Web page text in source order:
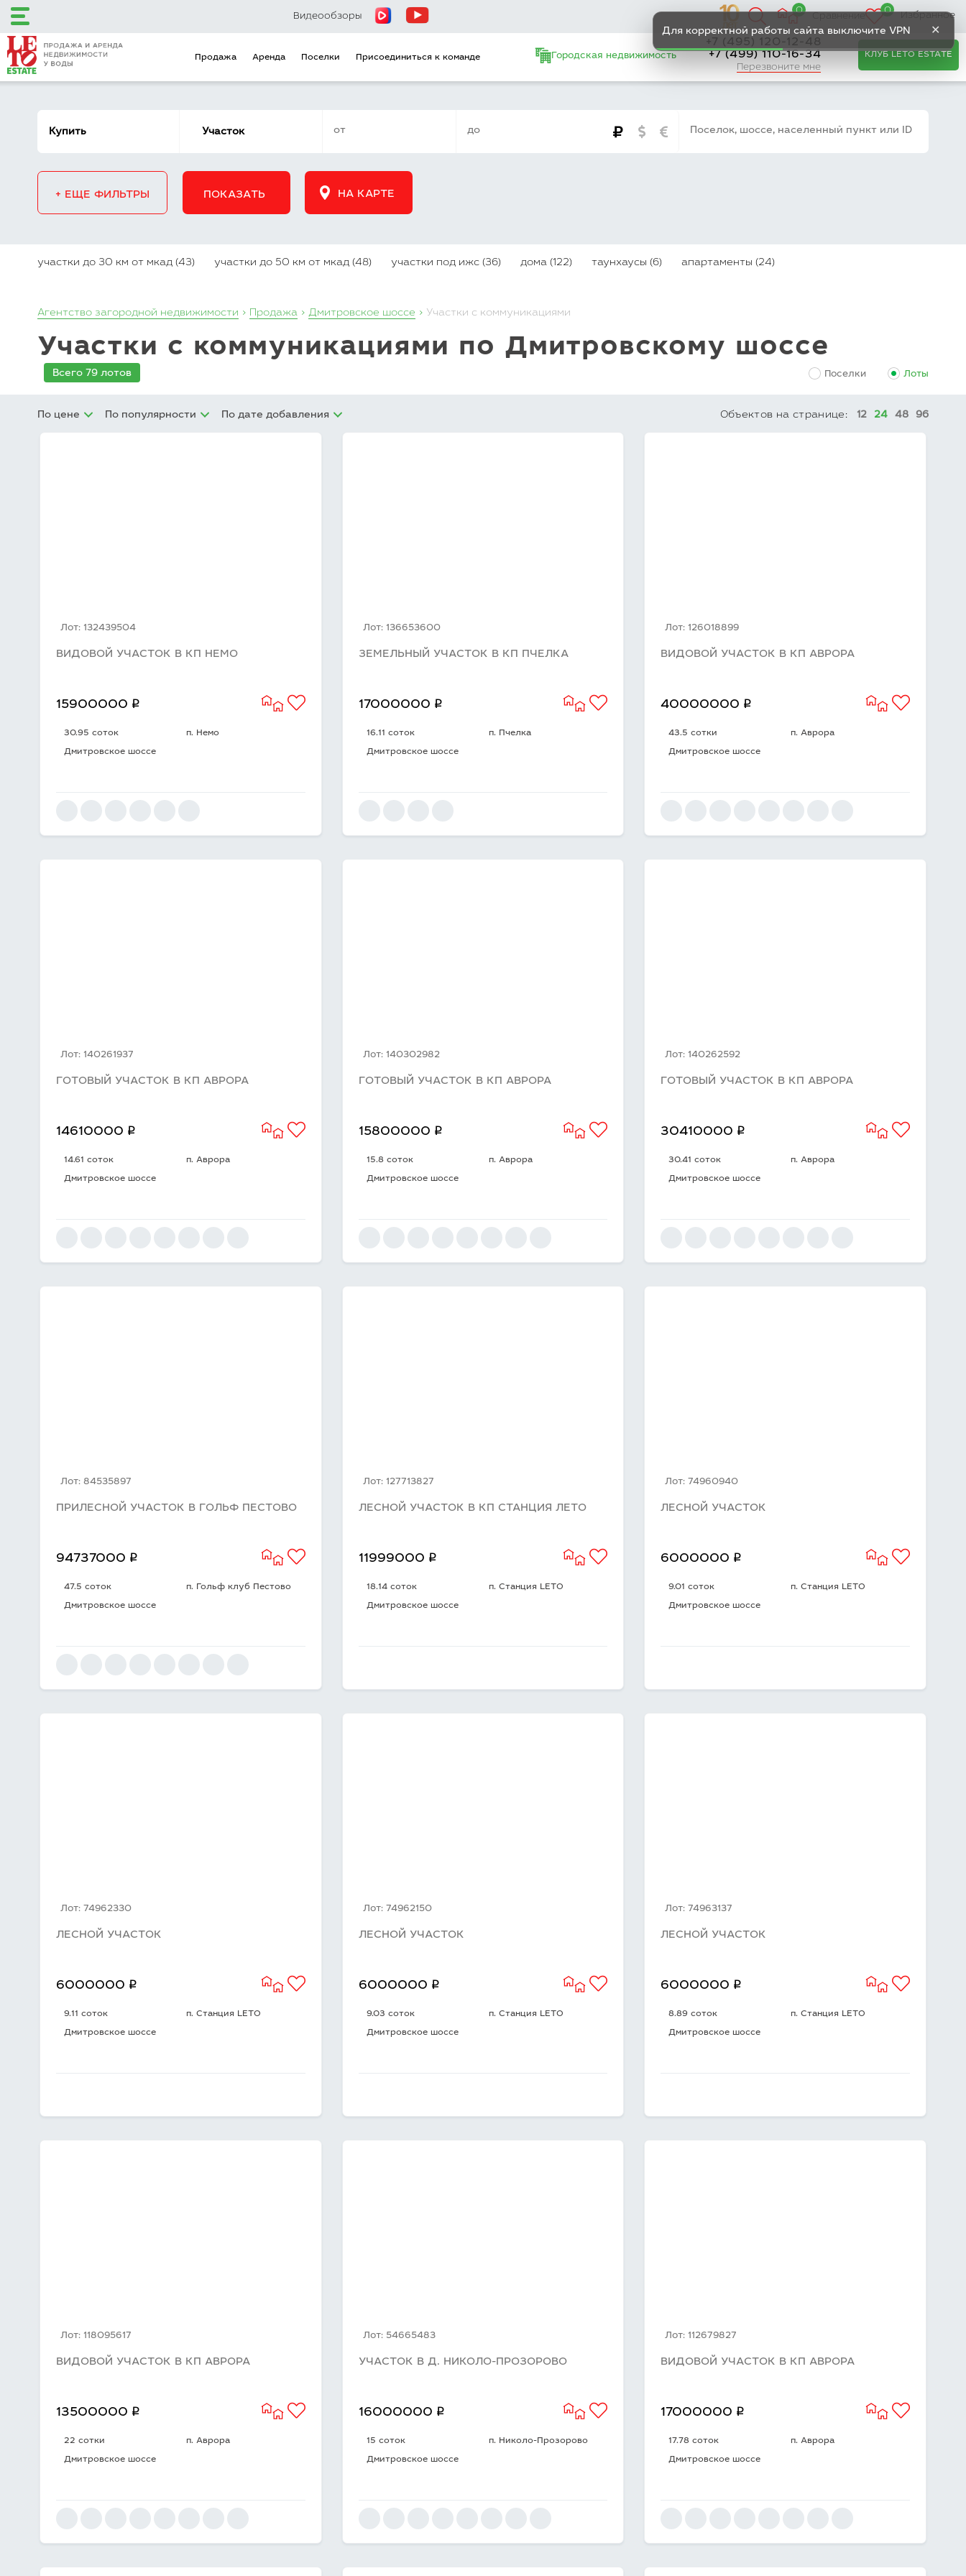
Для корректной работы сайта выключите VPN ✕
LETO Estate
предложения
Объекты на карте
Инвестиционные предложения
Видеообзоры
Наша команда
Присоединитьсяк команде
Контакты
Видеообзоры:
Видеообзоры
0 0 Избранное
Продажа Аренда Поселки Присоединиться к команде Городская недвижимость
+7 (495) 120-12-48
+7 (499) 110-16-34
Перезвоните мне
КЛУБ LETO ESTATE
+ ЕЩЕ ФИЛЬТРЫ ПОКАЗАТЬ НА КАРТЕ
участки до 30 км от мкад (43) участки до 50 км от мкад (48) участки под ижс (36) дома (122) таунхаусы (6) апартаменты (24)
Агентство загородной недвижимости Продажа Дмитровское шоссе Участки с коммуникациями
Участки с коммуникациями по Дмитровскому шоссе
Всего 79 лотов Поселки Лоты
По цене По популярности По дате добавления Объектов на странице: 12 24 48 96
Лот: 132439504
ВИДОВОЙ УЧАСТОК В КП НЕМО
15900000 q
30.95 соток п. Немо
Дмитровское шоссе
Лот: 136653600
ЗЕМЕЛЬНЫЙ УЧАСТОК В КП ПЧЕЛКА
17000000 q
16.11 соток п. Пчелка
Дмитровское шоссе
Лот: 126018899
ВИДОВОЙ УЧАСТОК В КП АВРОРА
40000000 q
43.5 сотки п. Аврора
Дмитровское шоссе
Лот: 140261937
ГОТОВЫЙ УЧАСТОК В КП АВРОРА
14610000 q
14.61 соток п. Аврора
Дмитровское шоссе
Лот: 140302982
ГОТОВЫЙ УЧАСТОК В КП АВРОРА
15800000 q
15.8 соток п. Аврора
Дмитровское шоссе
Лот: 140262592
ГОТОВЫЙ УЧАСТОК В КП АВРОРА
30410000 q
30.41 соток п. Аврора
Дмитровское шоссе
Лот: 84535897
ПРИЛЕСНОЙ УЧАСТОК В ГОЛЬФ ПЕСТОВО
94737000 q
47.5 соток п. Гольф клуб Пестово
Дмитровское шоссе
Лот: 127713827
ЛЕСНОЙ УЧАСТОК В КП СТАНЦИЯ ЛЕТО
11999000 q
18.14 соток п. Станция LETO
Дмитровское шоссе
Лот: 74960940
ЛЕСНОЙ УЧАСТОК
6000000 q
9.01 соток п. Станция LETO
Дмитровское шоссе
Лот: 74962330
ЛЕСНОЙ УЧАСТОК
6000000 q
9.11 соток п. Станция LETO
Дмитровское шоссе
Лот: 74962150
ЛЕСНОЙ УЧАСТОК
6000000 q
9.03 соток п. Станция LETO
Дмитровское шоссе
Лот: 74963137
ЛЕСНОЙ УЧАСТОК
6000000 q
8.89 соток п. Станция LETO
Дмитровское шоссе
Лот: 118095617
ВИДОВОЙ УЧАСТОК В КП АВРОРА
13500000 q
22 сотки п. Аврора
Дмитровское шоссе
Лот: 54665483
УЧАСТОК В Д. НИКОЛО-ПРОЗОРОВО
16000000 q
15 соток п. Николо-Прозорово
Дмитровское шоссе
Лот: 112679827
ВИДОВОЙ УЧАСТОК В КП АВРОРА
17000000 q
17.78 соток п. Аврора
Дмитровское шоссе